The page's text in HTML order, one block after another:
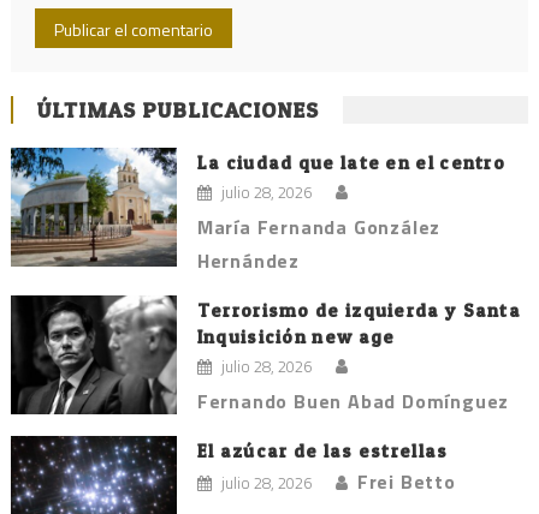
ÚLTIMAS PUBLICACIONES
La ciudad que late en el centro
julio 28, 2026
María Fernanda González
Hernández
Terrorismo de izquierda y Santa
Inquisición new age
julio 28, 2026
Fernando Buen Abad Domínguez
El azúcar de las estrellas
julio 28, 2026 Frei Betto